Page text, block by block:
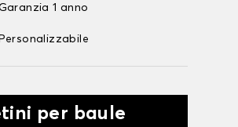
1 anno
Personalizzabile
per baule